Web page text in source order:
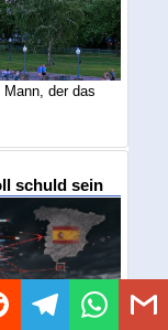
der das
schuld sein